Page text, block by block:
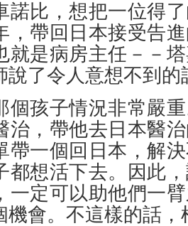
諾比，想把一位得
，帶回日本接受告
就是病房主任－－
說了令人意想不到的
個孩子情況非常嚴
治，帶他去日本醫
帶一個回日本，解
都想活下去。因此
一定可以助他們一
機會。不這樣的話